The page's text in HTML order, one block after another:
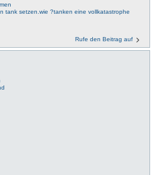
tank setzen.wie ?tanken eine vollkatastrophe
Rufe den Beitrag auf